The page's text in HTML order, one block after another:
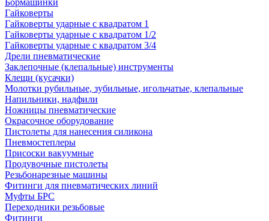
Бормашинки
Гайковерты
Гайковерты ударные с квадратом 1
Гайковерты ударные с квадратом 1/2
Гайковерты ударные с квадратом 3/4
Дрели пневматические
Заклепочные (клепальные) инструменты
Клещи (кусачки)
Молотки рубильные, зубильные, игольчатые, клепальные
Напильники, надфили
Ножницы пневматические
Окрасочное оборудование
Пистолеты для нанесения силикона
Пневмостеплеры
Присоски вакуумные
Продувочные пистолеты
Резьбонарезные машины
Фитинги для пневматических линий
Муфты БРС
Переходники резьбовые
Фитинги